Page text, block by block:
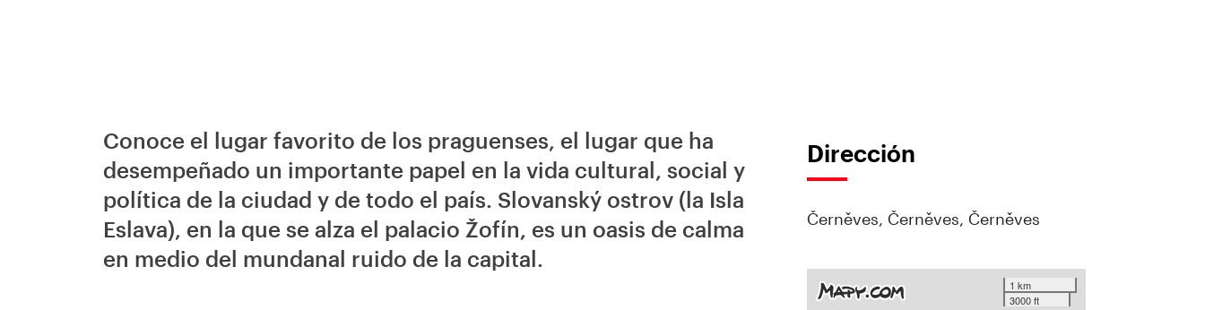
Conoce el lugar favorito de los praguenses, el lugar que ha
desempeñado un importante papel en la vida cultural, social y
política de la ciudad y de todo el país. Slovanský ostrov (la Isla
Eslava), en la que se alza el palacio Žofín, es un oasis de calma
en medio del mundanal ruido de la capital.
Dirección
Černěves, Černěves, Černěves
1 km
3000 ft